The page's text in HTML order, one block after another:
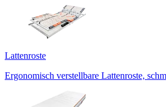
Lattenroste
Ergonomisch verstellbare Lattenroste,